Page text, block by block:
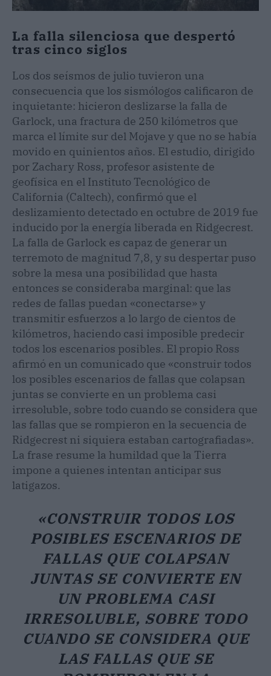
La falla silenciosa que despertó
tras cinco siglos
Los dos seísmos de julio tuvieron una
consecuencia que los sismólogos calificaron de
inquietante: hicieron deslizarse la falla de
Garlock, una fractura de 250 kilómetros que
marca el límite sur del Mojave y que no se había
movido en quinientos años. El estudio, dirigido
por Zachary Ross, profesor asistente de
geofísica en el Instituto Tecnológico de
California (Caltech), confirmó que el
deslizamiento detectado en octubre de 2019 fue
inducido por la energía liberada en Ridgecrest.
La falla de Garlock es capaz de generar un
terremoto de magnitud 7,8, y su despertar puso
sobre la mesa una posibilidad que hasta
entonces se consideraba marginal: que las
redes de fallas puedan «conectarse» y
transmitir esfuerzos a lo largo de cientos de
kilómetros, haciendo casi imposible predecir
todos los escenarios posibles. El propio Ross
afirmó en un comunicado que «construir todos
los posibles escenarios de fallas que colapsan
juntas se convierte en un problema casi
irresoluble, sobre todo cuando se considera que
las fallas que se rompieron en la secuencia de
Ridgecrest ni siquiera estaban cartografiadas».
La frase resume la humildad que la Tierra
impone a quienes intentan anticipar sus
latigazos.
«CONSTRUIR TODOS LOS
POSIBLES ESCENARIOS DE
FALLAS QUE COLAPSAN
JUNTAS SE CONVIERTE EN
UN PROBLEMA CASI
IRRESOLUBLE, SOBRE TODO
CUANDO SE CONSIDERA QUE
LAS FALLAS QUE SE